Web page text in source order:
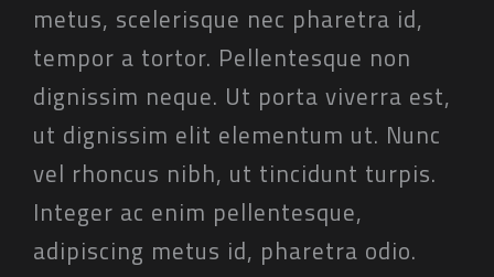
metus, scelerisque nec pharetra id,
tempor a tortor. Pellentesque non
dignissim neque. Ut porta viverra est,
ut dignissim elit elementum ut. Nunc
vel rhoncus nibh, ut tincidunt turpis.
Integer ac enim pellentesque,
adipiscing metus id, pharetra odio.